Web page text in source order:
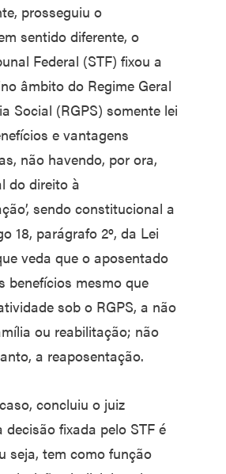
prosseguiu o
sentido diferente, o
Federal (STF) fixou a
âmbito do Regime Geral
Social (RGPS) somente lei
e vantagens
não havendo, por ora,
do direito à
sendo constitucional a
18, parágrafo 2º, da Lei
veda que o aposentado
benefícios mesmo que
sob o RGPS, a não
ou reabilitação; não
a reaposentação.
concluiu o juiz
decisão fixada pelo STF é
seja, tem como função